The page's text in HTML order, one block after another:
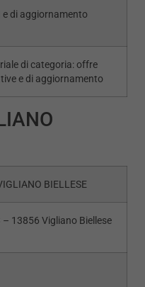
e di aggiornamento
di categoria: offre
e di aggiornamento
BIELLESE
13856 Vigliano Biellese